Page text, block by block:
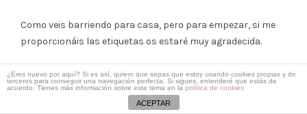
Como veis barriendo para casa, pero para empezar, si me
proporcionáis las etiquetas os estaré muy agradecida.
¿Eres nuevo por aquí? Si es así, quiero que sepas que estoy usando cookies propias y de
terceros para conseguir una navegación perfecta. Si sigues, entenderé que estás de
acuerdo. Tienes más información sobre este tema en la política de cookies
ACEPTAR